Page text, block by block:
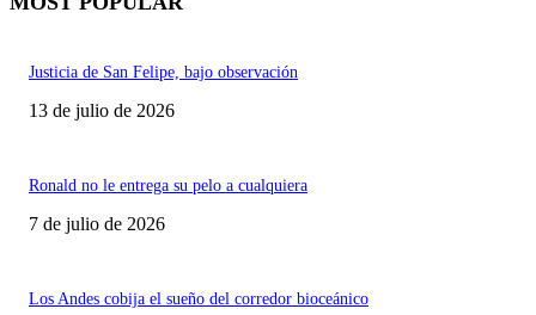
Justicia de San Felipe, bajo observación
13 de julio de 2026
Ronald no le entrega su pelo a cualquiera
7 de julio de 2026
Los Andes cobija el sueño del corredor bioceánico